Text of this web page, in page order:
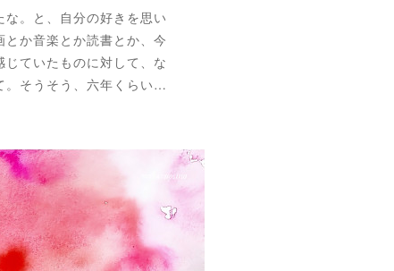
。と、自分の好きを思い
か音楽とか読書とか、今
ていたものに対して、な
。そうそう、六年くらい…